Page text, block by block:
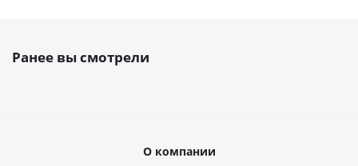
Ранее вы смотрели
О компании